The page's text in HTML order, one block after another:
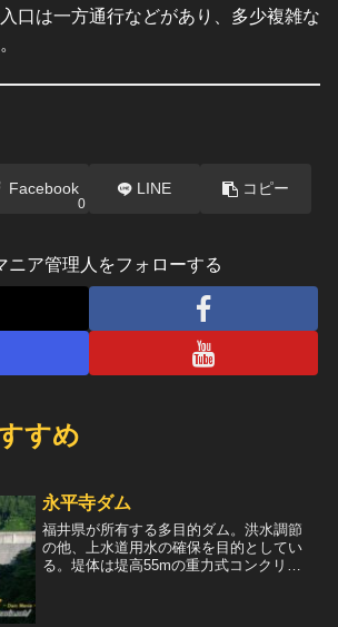
口は一方通行などがあり、多少複雑な
Facebook
0
LINE コピー
ニア管理人をフォローする
すめ
永平寺ダム
福井県が所有する多目的ダム。洪水調節
の他、上水道用水の確保を目的としてい
る。堤体は堤高55mの重力式コンクリー